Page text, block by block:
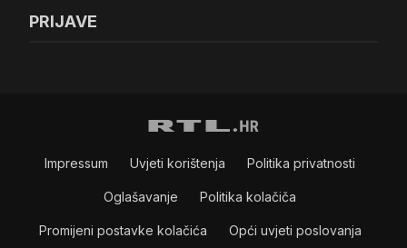
PRIJAVE
Impressum Uvjeti korištenja Politika privatnosti
Oglašavanje Politika kolačiča
Promijeni postavke kolačića Opći uvjeti poslovanja